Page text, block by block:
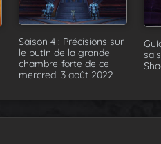
Saison 4 : Précisions sur
le butin de la grande
chambre-forte de ce
mercredi 3 août 2022